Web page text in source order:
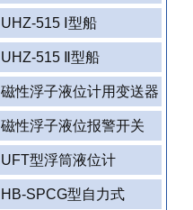
UHZ-515 Ⅰ型船
UHZ-515 Ⅱ型船
磁性浮子液位计用变送器
磁性浮子液位报警开关
UFT型浮筒液位计
HB-SPCG型自力式